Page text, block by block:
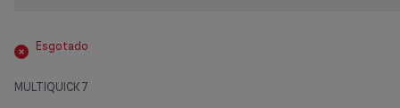
Esgotado
MULTIQUICK 7